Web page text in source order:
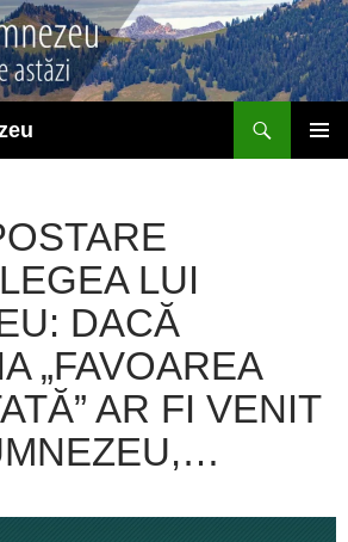
LUI
DACĂ
„FAVOAREA
AR FI VENIT